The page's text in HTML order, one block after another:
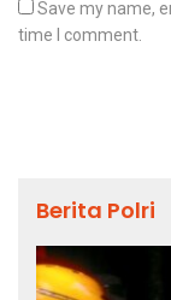
Save my name,
time I comment.
Berita Polri